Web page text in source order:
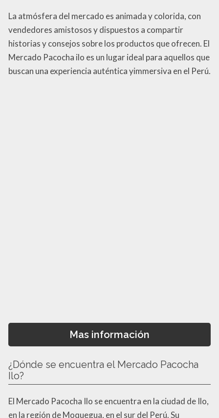
La atmósfera del mercado es animada y colorida, con
vendedores amistosos y dispuestos a compartir
historias y consejos sobre los productos que ofrecen. El
Mercado Pacocha ilo es un lugar ideal para aquellos que
buscan una experiencia auténtica yimmersiva en el Perú.
Mas información
¿Dónde se encuentra el Mercado Pacocha
Ilo?
El Mercado Pacocha Ilo se encuentra en la ciudad de Ilo,
en la región de Moquegua, en el sur del Perú. Su